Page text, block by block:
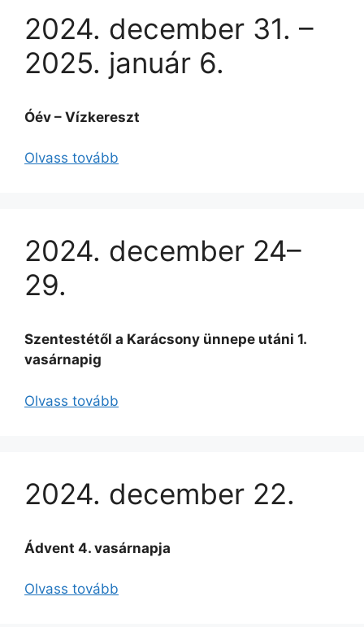
2024. december 31. –
2025. január 6.
Óév – Vízkereszt
Olvass tovább
2024. december 24–
29.
Szentestétől a Karácsony ünnepe utáni 1.
vasárnapig
Olvass tovább
2024. december 22.
Ádvent 4. vasárnapja
Olvass tovább